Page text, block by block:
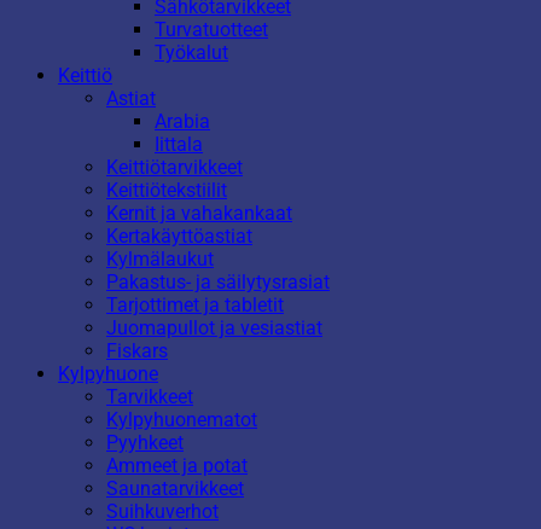
Sähkötarvikkeet
Turvatuotteet
Työkalut
Keittiö
Astiat
Arabia
Iittala
Keittiötarvikkeet
Keittiötekstiilit
Kernit ja vahakankaat
Kertakäyttöastiat
Kylmälaukut
Pakastus- ja säilytysrasiat
Tarjottimet ja tabletit
Juomapullot ja vesiastiat
Fiskars
Kylpyhuone
Tarvikkeet
Kylpyhuonematot
Pyyhkeet
Ammeet ja potat
Saunatarvikkeet
Suihkuverhot